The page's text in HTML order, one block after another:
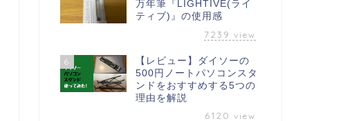
万年筆『LIGHTIVE(ライ
ティブ)』の使用感
7239 view
6
【レビュー】ダイソーの
500円ノートパソコンスタ
ンドをおすすめする5つの
理由を解説
6120 view